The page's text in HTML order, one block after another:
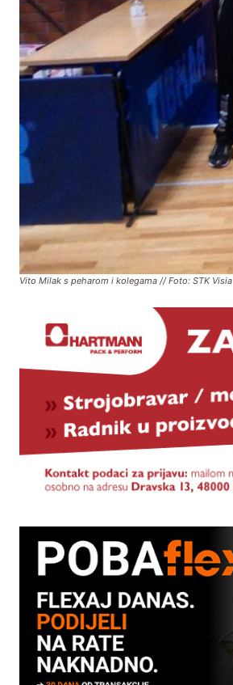
Vito Milak s peharom i kolegama // Foto: STK Visia